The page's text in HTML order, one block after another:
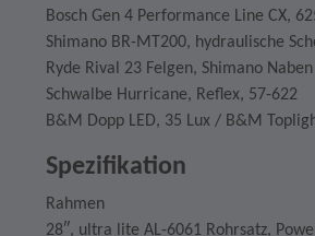
Bosch Gen 4 Performance Line CX,
Shimano BR-MT200, hydraulische
Ryde Rival 23 Felgen, Shimano Naben
Schwalbe Hurricane, Reflex, 57-622
B&M Dopp LED, 35 Lux / B&M
Spezifikation
Rahmen
28″, ultra lite AL-6061 Rohrsatz,